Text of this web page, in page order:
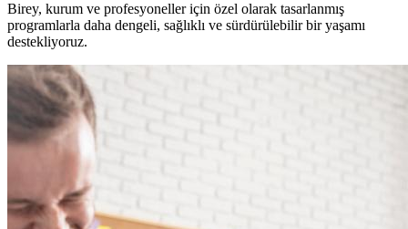
Birey, kurum ve profesyoneller için özel olarak tasarlanmış
programlarla daha dengeli, sağlıklı ve sürdürülebilir bir yaşamı
destekliyoruz.